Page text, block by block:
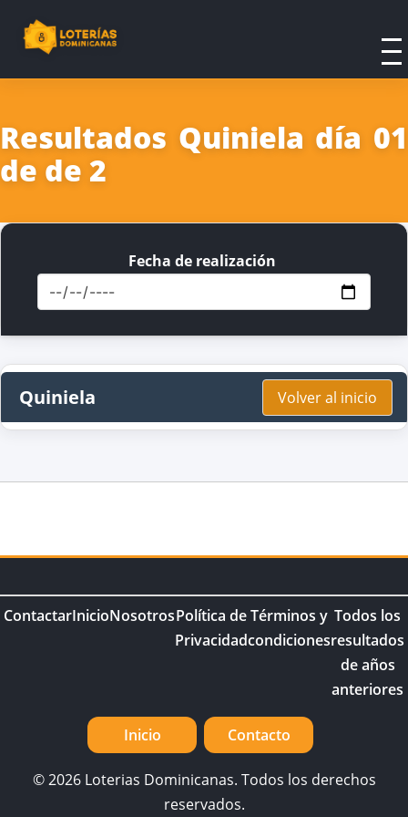
Resultados Quiniela día 01
de de 2
Fecha de realización
Quiniela Volver al inicio
ContactarInicioNosotrosPolítica de
Privacidad
Términos y
condiciones
Todos los
resultados
de años
anteriores
Inicio Contacto
© 2026 Loterias Dominicanas. Todos los derechos
reservados.